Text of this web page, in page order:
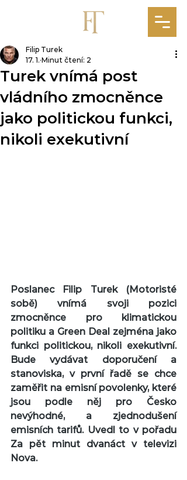
Turek vnímá post
vládního zmocněnce
jako politickou funkci,
nikoli exekutivní
Filip Turek
17. 1. Minut čtení: 2
Poslanec Filip Turek (Motoristé
sobě) vnímá svoji pozici
zmocněnce pro klimatickou
politiku a Green Deal zejména jako
funkci politickou, nikoli exekutivní.
Bude vydávat doporučení a
stanoviska, v první řadě se chce
zaměřit na emisní povolenky, které
jsou podle něj pro Česko
nevýhodné, a zjednodušení
emisních tarifů. Uvedl to v pořadu
Za pět minut dvanáct v televizi
Nova.